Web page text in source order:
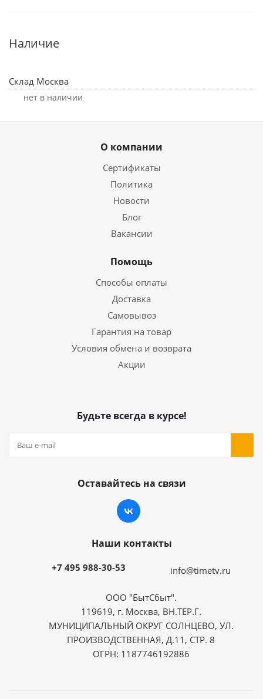
Наличие
Склад Москва
Нет в наличии
О компании
Сертификаты
Политика
Новости
Блог
Вакансии
Помощь
Способы оплаты
Доставка
Самовывоз
Гарантия на товар
Условия обмена и возврата
Акции
Будьте всегда в курсе!
Оставайтесь на связи
Наши контакты
+7 495 988-30-53 info@timetv.ru
ООО "БытСбыт".
119619, г. Москва, ВН.ТЕР.Г.
МУНИЦИПАЛЬНЫЙ ОКРУГ СОЛНЦЕВО, УЛ.
ПРОИЗВОДСТВЕННАЯ, Д.11, СТР. 8
ОГРН: 1187746192886